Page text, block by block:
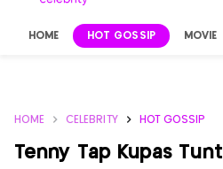
HOME HOT GOSSIP MOVIE
HOME CELEBRITY HOT GOSSIP
Tenny Tap Kupas